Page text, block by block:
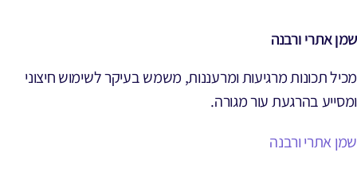
שמן אתרי ורבנה
מכיל תכונות מרגיעות ומרעננות, משמש בעיקר לשימוש חיצוני
ומסייע בהרגעת עור מגורה.
שמן אתרי ורבנה